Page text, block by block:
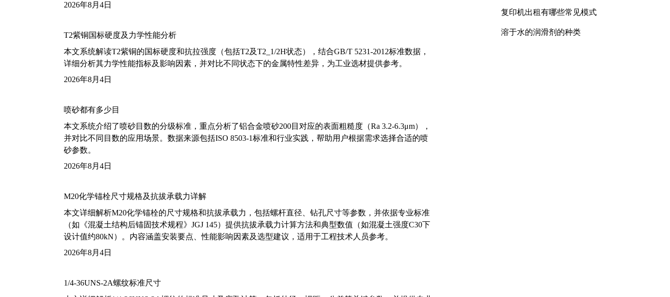
2026年8月4日
T2紫铜国标硬度及力学性能分析
本文系统解读T2紫铜的国标硬度和抗拉强度（包括T2及T2_1/2H状态），结合GB/T 5231-2012标准数据，
详细分析其力学性能指标及影响因素，并对比不同状态下的金属特性差异，为工业选材提供参考。
2026年8月4日
喷砂都有多少目
本文系统介绍了喷砂目数的分级标准，重点分析了铝合金喷砂200目对应的表面粗糙度（Ra 3.2-6.3μm），
并对比不同目数的应用场景。数据来源包括ISO 8503-1标准和行业实践，帮助用户根据需求选择合适的喷
砂参数。
2026年8月4日
M20化学锚栓尺寸规格及抗拔承载力详解
本文详细解析M20化学锚栓的尺寸规格和抗拔承载力，包括螺杆直径、钻孔尺寸等参数，并依据专业标准
（如《混凝土结构后锚固技术规程》JGJ 145）提供抗拔承载力计算方法和典型数值（如混凝土强度C30下
设计值约80kN）。内容涵盖安装要点、性能影响因素及选型建议，适用于工程技术人员参考。
2026年8月4日
1/4-36UNS-2A螺纹标准尺寸
复印机出租有哪些常见模式
溶于水的润滑剂的种类